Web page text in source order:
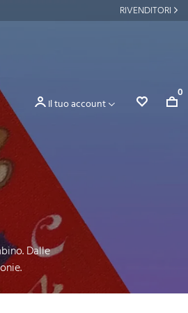
RIVENDITORI
Il tuo account
0
Dalle